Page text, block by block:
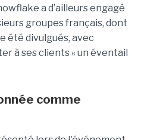
a d’ailleurs engagé
groupes français, dont
été divulgués, avec
à ses clients « un éventail
comme